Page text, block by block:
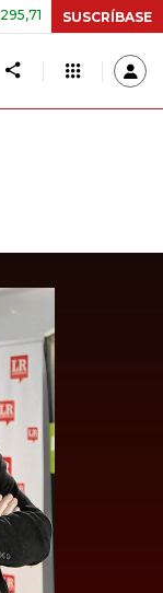
+0,58% TASA DE
SUSCRÍBASE